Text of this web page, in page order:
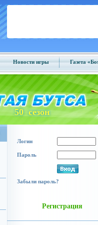
Новости игры Газета
50 сезон
Логин
Пароль
Забыли пароль?
Регистрация